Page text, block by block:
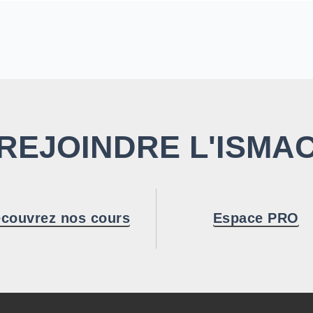
nos cours Espace PRO